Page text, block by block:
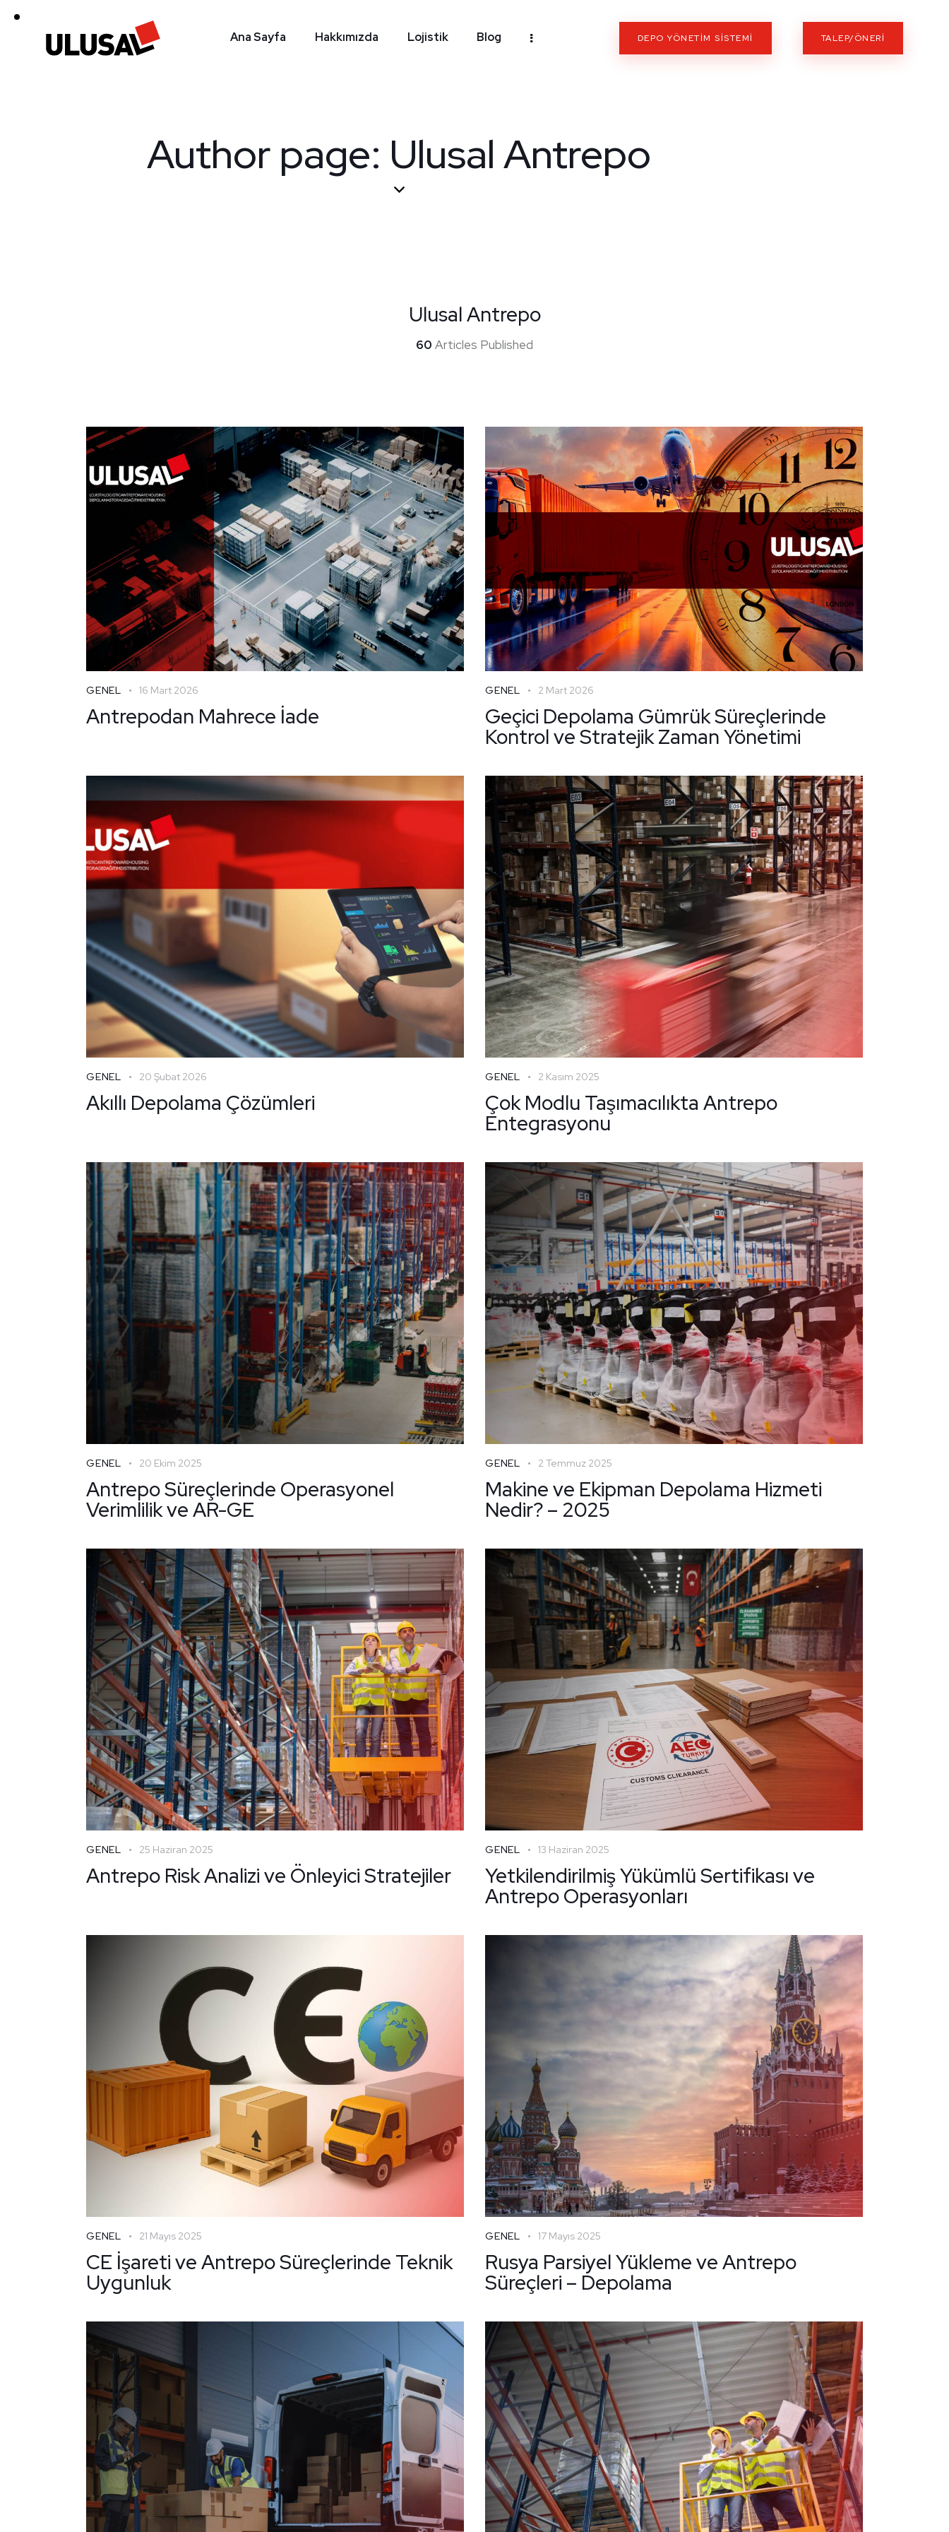
Ana Sayfa Hakkımızda Lojistik Blog DEPO YÖNETIM SISTEMI TALEP/ÖNERİ
Author page: Ulusal Antrepo
Ulusal Antrepo
60 Articles Published
GENEL 16 Mart 2026
Antrepodan Mahrece İade
GENEL 2 Mart 2026
Geçici Depolama Gümrük Süreçlerinde
Kontrol ve Stratejik Zaman Yönetimi
GENEL 20 Şubat 2026
Akıllı Depolama Çözümleri
GENEL 2 Kasım 2025
Çok Modlu Taşımacılıkta Antrepo
Entegrasyonu
GENEL 20 Ekim 2025
Antrepo Süreçlerinde Operasyonel
Verimlilik ve AR-GE
GENEL 2 Temmuz 2025
Makine ve Ekipman Depolama Hizmeti
Nedir? – 2025
GENEL 25 Haziran 2025
Antrepo Risk Analizi ve Önleyici Stratejiler
GENEL 13 Haziran 2025
Yetkilendirilmiş Yükümlü Sertifikası ve
Antrepo Operasyonları
GENEL 21 Mayıs 2025
CE İşareti ve Antrepo Süreçlerinde Teknik
Uygunluk
GENEL 17 Mayıs 2025
Rusya Parsiyel Yükleme ve Antrepo
Süreçleri – Depolama